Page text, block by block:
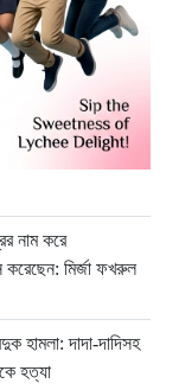
নাম করে
করেছেন: মির্জা ফখরুল
হামলা: দাদা-দাদিসহ
হত্যা